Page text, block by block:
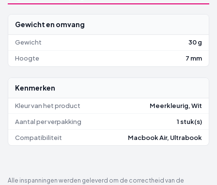
Gewicht en omvang
Gewicht 30 g
Hoogte 7 mm
Kenmerken
Kleur van het product Meerkleurig, Wit
Aantal per verpakking 1 stuk(s)
Compatibiliteit Macbook Air, Ultrabook
Alle inspanningen werden geleverd om de correctheid van de